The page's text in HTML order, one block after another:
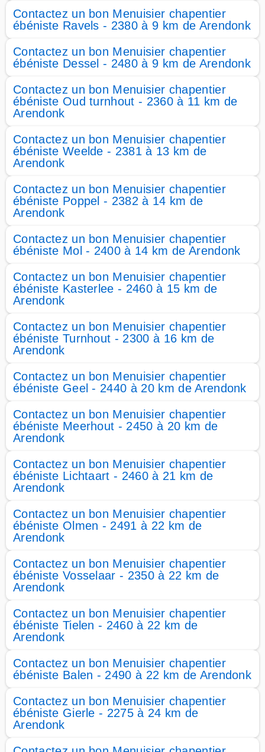
Contactez un bon Menuisier chapentier
ébéniste Ravels - 2380 à 9 km de Arendonk
Contactez un bon Menuisier chapentier
ébéniste Dessel - 2480 à 9 km de Arendonk
Contactez un bon Menuisier chapentier
ébéniste Oud turnhout - 2360 à 11 km de
Arendonk
Contactez un bon Menuisier chapentier
ébéniste Weelde - 2381 à 13 km de
Arendonk
Contactez un bon Menuisier chapentier
ébéniste Poppel - 2382 à 14 km de
Arendonk
Contactez un bon Menuisier chapentier
ébéniste Mol - 2400 à 14 km de Arendonk
Contactez un bon Menuisier chapentier
ébéniste Kasterlee - 2460 à 15 km de
Arendonk
Contactez un bon Menuisier chapentier
ébéniste Turnhout - 2300 à 16 km de
Arendonk
Contactez un bon Menuisier chapentier
ébéniste Geel - 2440 à 20 km de Arendonk
Contactez un bon Menuisier chapentier
ébéniste Meerhout - 2450 à 20 km de
Arendonk
Contactez un bon Menuisier chapentier
ébéniste Lichtaart - 2460 à 21 km de
Arendonk
Contactez un bon Menuisier chapentier
ébéniste Olmen - 2491 à 22 km de
Arendonk
Contactez un bon Menuisier chapentier
ébéniste Vosselaar - 2350 à 22 km de
Arendonk
Contactez un bon Menuisier chapentier
ébéniste Tielen - 2460 à 22 km de
Arendonk
Contactez un bon Menuisier chapentier
ébéniste Balen - 2490 à 22 km de Arendonk
Contactez un bon Menuisier chapentier
ébéniste Gierle - 2275 à 24 km de
Arendonk